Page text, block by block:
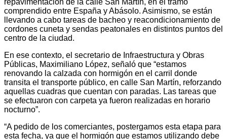
repavimentación de la calle San Martín, en el tramo
comprendido entre España y Abásolo. Asimismo, se están
llevando a cabo tareas de bacheo y reacondicionamiento de
cordones cuneta y sendas peatonales en distintos puntos del
centro de la ciudad.
En ese contexto, el secretario de Infraestructura y Obras
Públicas, Maximiliano López, señaló que “estamos
renovando la calzada con hormigón en el carril donde
transita el transporte público, en calle San Martín, reforzando
aquellas cuadras que cuentan con paradas. Las tareas que
se efectuaron con carpeta ya fueron realizadas en horario
nocturno”.
“A pedido de los comerciantes, postergamos esta etapa para
esta fecha, ya que el hormigón que estamos utilizando debe